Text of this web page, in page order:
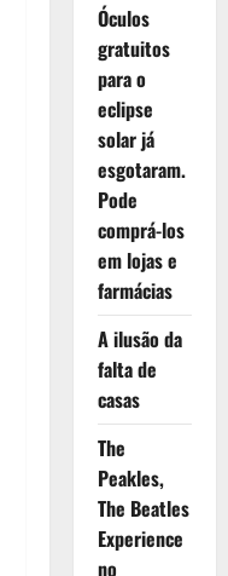
Óculos
gratuitos
para o
eclipse
solar já
esgotaram.
Pode
comprá-los
em lojas e
farmácias
A ilusão da
falta de
casas
The
Peakles,
The Beatles
Experience
no